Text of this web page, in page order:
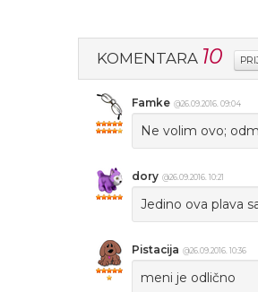
KOMENTARA 10
Famke @26.09.2016. 09:04
Ne volim ovo;
dory @26.09.2016. 10:21
Jedino ova plava
Pistacija @26.09.2016. 10:36
meni je odlično